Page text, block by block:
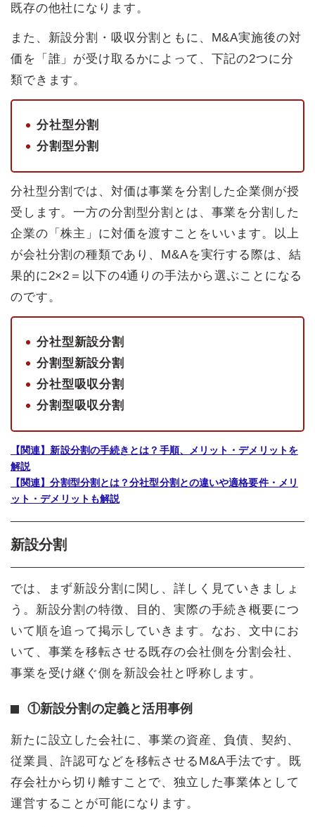
既存の他社になります。
また、新設分割・吸収分割ともに、M&A実施後の対
価を「誰」が受け取るかによって、下記の2つに分
類できます。
分社型分割
分割型分割
分社型分割では、対価は事業を分割した企業側が授
受します。一方の分割型分割とは、事業を分割した
企業の「株主」に対価を渡すことをいいます。以上
が会社分割の種類であり、M&Aを実行する際は、結
果的に2×2＝以下の4通りの手法から選ぶことになる
のです。
分社型新設分割
分割型新設分割
分社型吸収分割
分割型吸収分割
【関連】新設分割の手続きとは？手順、メリット・デメリットを
解説
【関連】分割型分割とは？分社型分割との違いや適格要件・メリ
ット・デメリットも解説
新設分割
では、まず新設分割に関し、詳しく見ていきましょ
う。新設分割の特徴、目的、実際の手続き概要につ
いて順を追って掲示していきます。なお、文中にお
いて、事業を移転させる既存の会社側を分割会社、
事業を受け継ぐ側を新設会社と呼称します。
①新設分割の定義と活用事例
新たに設立した会社に、事業の資産、負債、契約、
従業員、許認可などを移転させるM&A手法です。既
存会社から切り離すことで、独立した事業体として
運営することが可能になります。